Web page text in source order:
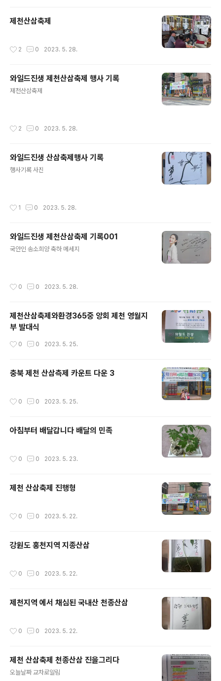
제천산삼축제
2 0 2023. 5. 28.
와일드진생 제천산삼축제 행사 기록
제천산삼축제
2 0 2023. 5. 28.
와일드진생 산삼축제행사 기록
행사기록 사진
1 0 2023. 5. 28.
와일드진생 제천산삼축제 기록001
국안인 송소희양 축하 메세지
0 0 2023. 5. 28.
제천산삼축제와환경365중 앙회 제천 영월지
부 발대식
0 0 2023. 5. 25.
충북 제천 산삼측제 카운트 다운 3
0 0 2023. 5. 25.
아침부터 배달갑니다 배달의 민족
0 0 2023. 5. 23.
제천 산삼축제 진행형
0 0 2023. 5. 22.
강원도 홍천지역 지종산삼
0 0 2023. 5. 22.
제천지역 에서 채심된 국내산 천종산삼
0 0 2023. 5. 22.
제천 산삼축제 천종산삼 진을그리다
오늘날짜 교차로알림